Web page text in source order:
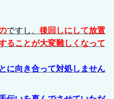
ですし、 後回しにして放置
ることが大変難しくなって
に向き合って対処しません